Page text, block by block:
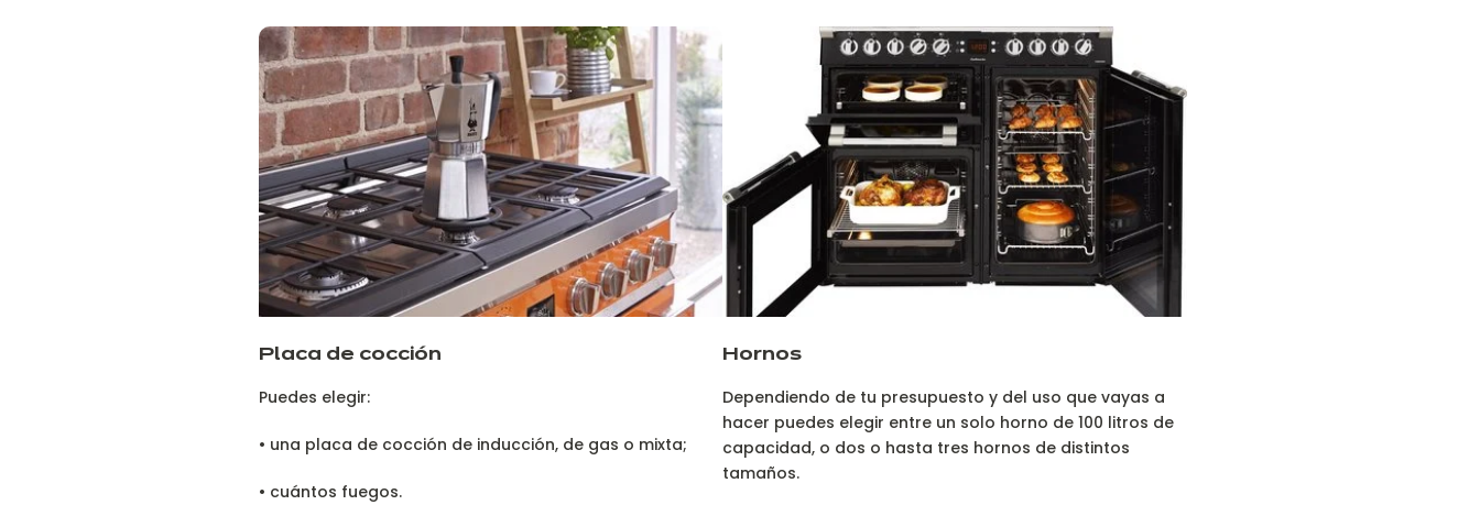
Placa de cocción
Puedes elegir:
• una placa de cocción de inducción, de gas o mixta;
• cuántos fuegos.
Hornos
Dependiendo de tu presupuesto y del uso que vayas a
hacer puedes elegir entre un solo horno de 100 litros de
capacidad, o dos o hasta tres hornos de distintos
tamaños.